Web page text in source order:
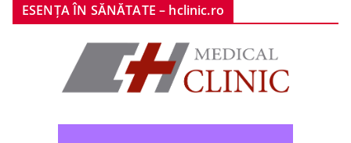
ESENȚA ÎN SĂNĂTATE – hclinic.ro